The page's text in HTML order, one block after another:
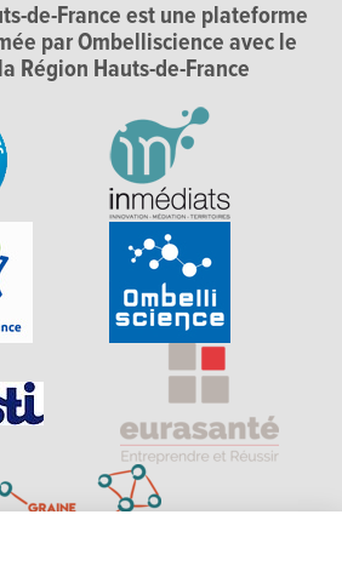
de-France est une plateforme
par Ombelliscience avec le
Région Hauts-de-France